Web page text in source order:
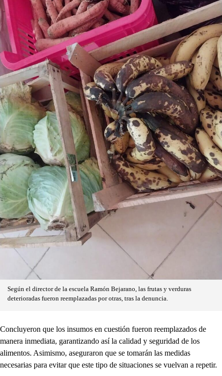
Según el director de la escuela Ramón Bejarano, las frutas y verduras
deterioradas fueron reemplazadas por otras, tras la denuncia.
Concluyeron que los insumos en cuestión fueron reemplazados de
manera inmediata, garantizando así la calidad y seguridad de los
alimentos. Asimismo, aseguraron que se tomarán las medidas
necesarias para evitar que este tipo de situaciones se vuelvan a repetir.